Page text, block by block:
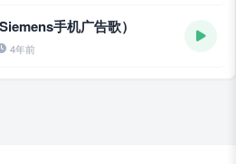
手机广告歌）
4年前